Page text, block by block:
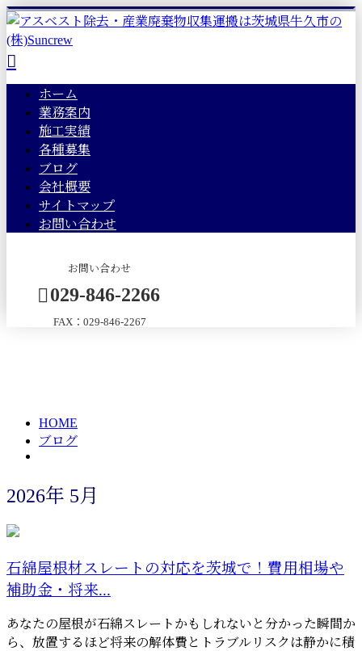
ホーム
業務案内
施工実績
各種募集
ブログ
会社概要
サイトマップ
お問い合わせ
お問い合わせ
029-846-2266
FAX：029-846-2267
HOME
ブログ
2026年 5月
石綿屋根材スレートの対応を茨城で！費用相場や
補助金・将来...
あなたの屋根が石綿スレートかもしれないと分かった瞬間か
ら、放置するほど将来の解体費とトラブルリスクは静かに積